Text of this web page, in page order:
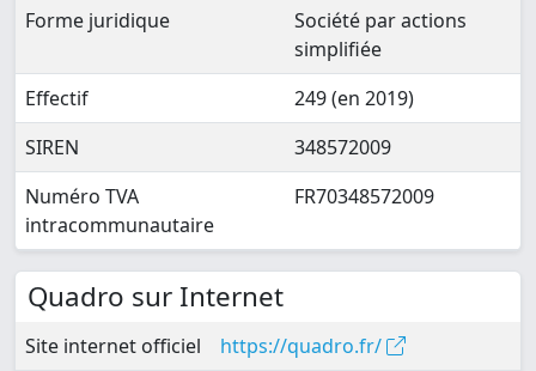
Forme juridique
Société par actions
simplifiée
Effectif
249 (en 2019)
SIREN
348572009
Numéro TVA
intracommunautaire
FR70348572009
Quadro sur Internet
Site internet officiel
https://quadro.fr/